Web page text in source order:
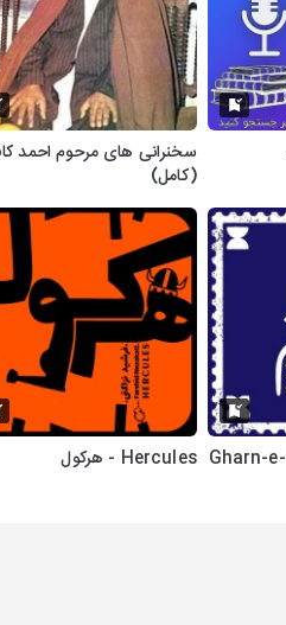
سخنرانی های مرحوم احمد
(کامل)
پادکست قرن بیستم | Gharn-e- Hercules - هرکول